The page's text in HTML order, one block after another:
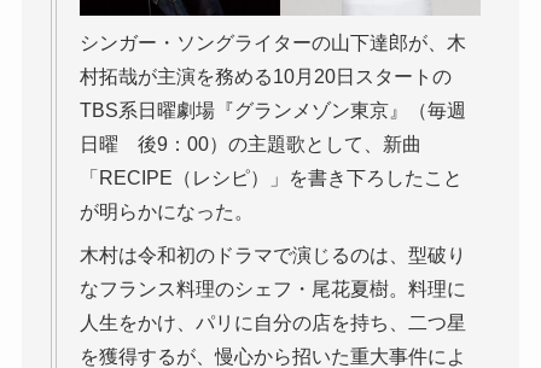
シンガー・ソングライターの山下達郎が、木
村拓哉が主演を務める10月20日スタートの
TBS系日曜劇場『グランメゾン東京』（毎週
日曜 後9：00）の主題歌として、新曲
「RECIPE（レシピ）」を書き下ろしたこと
が明らかになった。
木村は令和初のドラマで演じるのは、型破り
なフランス料理のシェフ・尾花夏樹。料理に
人生をかけ、パリに自分の店を持ち、二つ星
を獲得するが、慢心から招いた重大事件によ